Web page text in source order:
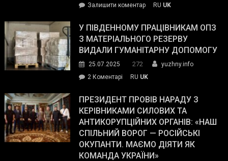
Залишити коментарon
завойовує
симпатії
виборців
The
Street
Journal.
RU UK
У ПІВДЕННОМУ ПРАЦІВНИКАМ ОПЗ
З МАТЕРІАЛЬНОГО РЕЗЕРВУ
ВИДАЛИ ГУМАНІТАРНУ ДОПОМОГУ
25.07.2025 272
yuzhny.info
2 Коментарі
Південному
працівникам
ОПЗ
з
матеріального
резерву
RU UK
ПРЕЗИДЕНТ ПРОВІВ НАРАДУ З
КЕРІВНИКАМИ СИЛОВИХ ТА
АНТИКОРУПЦІЙНИХ ОРГАНІВ: «НАШ
СПІЛЬНИЙ ВОРОГ — РОСІЙСЬКІ
ОКУПАНТИ. МАЄМО ДІЯТИ ЯК
КОМАНДА УКРАЇНИ»